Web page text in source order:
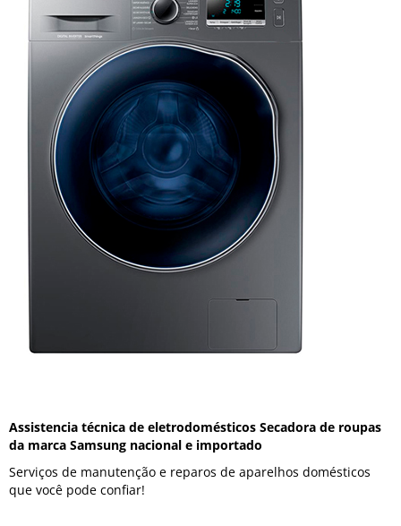
Assistencia técnica de eletrodomésticos Secadora de roupas
da marca Samsung nacional e importado
Serviços de manutenção e reparos de aparelhos domésticos
que você pode confiar!